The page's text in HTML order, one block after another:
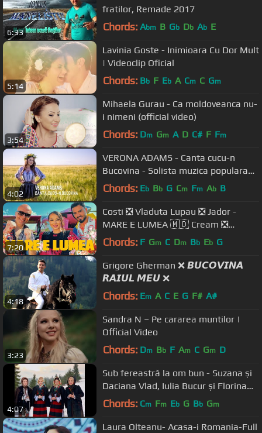
6:33
fratilor, Remade 2017
Chords: Abm B Gb Db Ab E
5:14
Lavinia Goste - Inimioara Cu Dor Mult
| Videoclip Oficial
Chords: Bb F Eb A Cm C Gm
3:54
Mihaela Gurau - Ca moldoveanca nu-
i nimeni (official video)
Chords: Dm Gm A D C# F Fm
4:02
VERONA ADAMS - Canta cucu-n
Bucovina - Solista muzica populara
nunti
Chords: Eb Bb G Cm Fm Ab B
7:20
Costi ❎ Vladuta Lupau ❎ Jador -
MARE E LUMEA 🇲🇩 Cream ❎
Minodora ❎ Diana Bucsa - ROMANIA
Chords: F Gm C Dm Bb Eb G
4:18
Grigore Gherman ❌ 𝘽𝙐𝘾𝙊𝙑𝙄𝙉𝘼
𝙍𝘼𝙄𝙐𝙇 𝙈𝙀𝙐 ❌
Chords: Em A C E G F# A#
3:23
Sandra N – Pe cararea muntilor |
Official Video
Chords: Dm Bb F Am C Gm D
4:07
Sub fereastră la om bun - Suzana și
Daciana Vlad, Iulia Bucur și Florina
Oprea | Colindă
Chords: Cm Fm Eb G Bb Gm
Laura Olteanu- Acasa-i Romania-Full